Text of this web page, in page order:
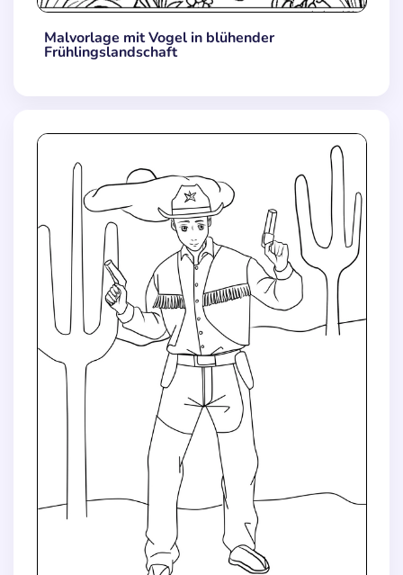
Malvorlage mit Vogel in blühender
Frühlingslandschaft